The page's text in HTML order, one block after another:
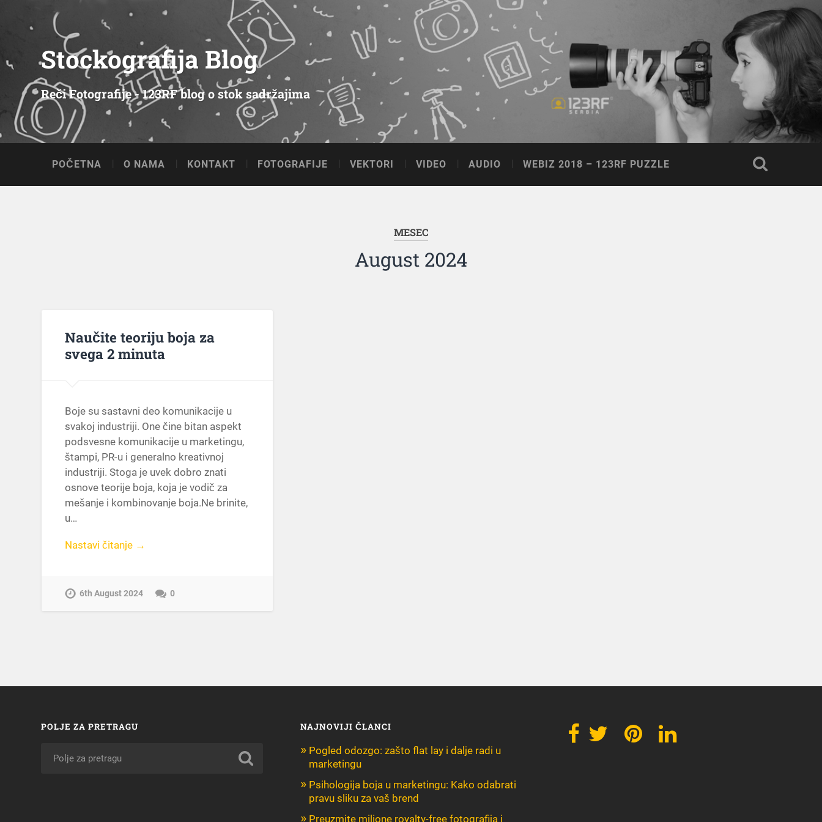
Stockografija Blog
Reči Fotografije - 123RF blog o stok sadržajima
POČETNA O NAMA KONTAKT FOTOGRAFIJE VEKTORI VIDEO AUDIO WEBIZ 2018 – 123RF PUZZLE
MESEC
August 2024
Naučite teoriju boja za
svega 2 minuta
Boje su sastavni deo komunikacije u
svakoj industriji. One čine bitan aspekt
podsvesne komunikacije u marketingu,
štampi, PR-u i generalno kreativnoj
industriji. Stoga je uvek dobro znati
osnove teorije boja, koja je vodič za
mešanje i kombinovanje boja.Ne brinite,
u…
Nastavi čitanje →
6th August 2024 0
POLJE ZA PRETRAGU NAJNOVIJI ČLANCI
Pogled odozgo: zašto flat lay i dalje radi u
marketingu
Psihologija boja u marketingu: Kako odabrati
pravu sliku za vaš brend
Preuzmite milione royalty-free fotografija i